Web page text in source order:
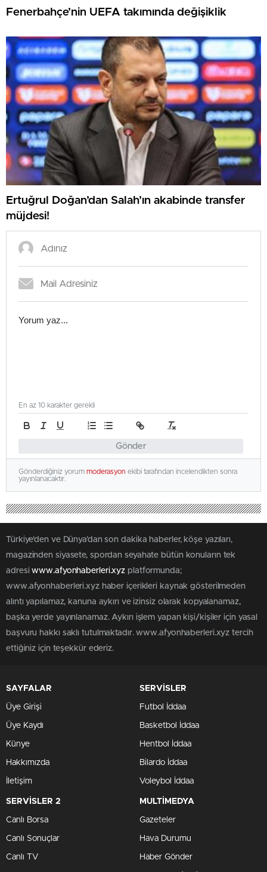
Fenerbahçe’nin UEFA takımında değişiklik
Ertuğrul Doğan’dan Salah’ın akabinde transfer
müjdesi!
Gönder
En az 10 karakter gerekli
Gönderdiğiniz yorum moderasyon ekibi tarafından incelendikten sonra
yayınlanacaktır.
Türkiye'den ve Dünya’dan son dakika haberler, köşe yazıları,
magazinden siyasete, spordan seyahate bütün konuların tek
adresiwww.afyonhaberleri.xyz platformunda;
www.afyonhaberleri.xyz haber içerikleri kaynak gösterilmeden
alıntı yapılamaz, kanuna aykırı ve izinsiz olarak kopyalanamaz,
başka yerde yayınlanamaz. Aykırı işlem yapan kişi/kişiler için yasal
başvuru hakkı saklı tutulmaktadır. www.afyonhaberleri.xyz tercih
ettiğiniz için teşekkür ederiz.
SAYFALAR
Üye Girişi
Üye Kaydı
Künye
Hakkımızda
İletişim
SERVİSLER
Futbol İddaa
Basketbol İddaa
Hentbol İddaa
Bilardo İddaa
Voleybol İddaa
SERVİSLER 2
Canlı Borsa
Canlı Sonuçlar
Canlı TV
MULTİMEDYA
Gazeteler
Hava Durumu
Haber Gönder